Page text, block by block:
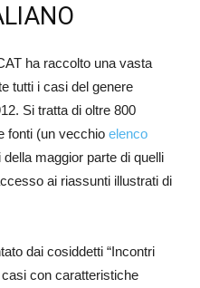
ha raccolto una vasta
tutti i casi del genere
Si tratta di oltre 800
fonti (un vecchio elenco
maggior parte di quelli
ai riassunti illustrati di
dai cosiddetti “Incontri
con caratteristiche